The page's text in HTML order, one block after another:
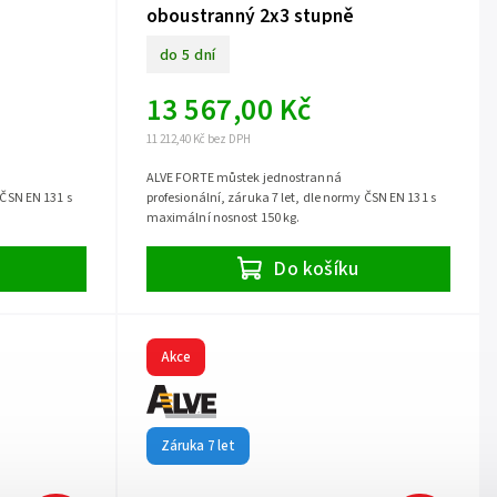
EN 131 s
oboustranný 2x3 stupně
do 5 dní
11 212,40 Kč bez DPH
13 567,00 Kč
Do košíku
ALVE FORTE můstek jednostranná
profesionální, záruka 7 let, dle normy ČSN EN 131 s
maximální nosnost 150 kg.
Akce
Záruka 7 let